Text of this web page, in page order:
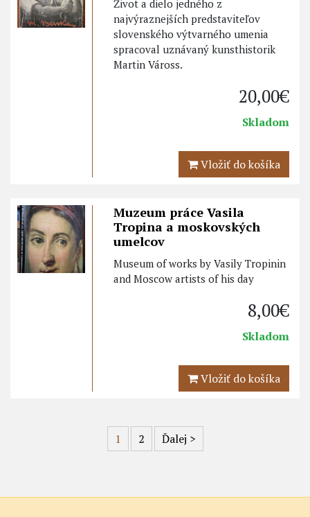
Život a dielo jedného z
najvýraznejších predstaviteľov
slovenského výtvarného umenia
spracoval uznávaný kunsthistorik
Martin Váross.
20,00€
Skladom
Vložiť do košíka
Muzeum práce Vasila
Tropina a moskovských
umelcov
Museum of works by Vasily Tropinin
and Moscow artists of his day
8,00€
Skladom
Vložiť do košíka
1 2 Ďalej >